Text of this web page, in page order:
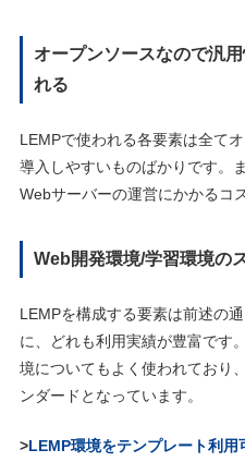
オープンソースなので汎
れる
LEMPで使われる各要素は全て
導入しやすいものばかりです。
Webサーバーの運営にかかるコ
Web開発環境/学習環境の
LEMPを構成する要素は前述の
に、どれも利用実績が豊富です
境についてもよく使われており
ンダードとなっています。
>LEMP環境をテンプレート利用